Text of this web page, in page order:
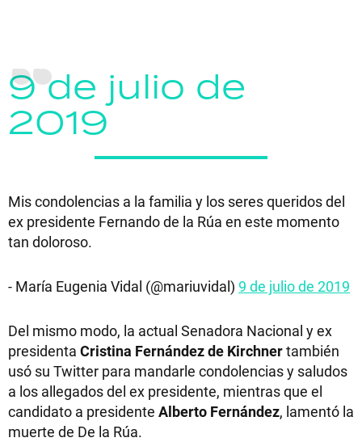
9 de julio de
2019
Mis condolencias a la familia y los seres queridos del
ex presidente Fernando de la Rúa en este momento
tan doloroso.
- María Eugenia Vidal (@mariuvidal) 9 de julio de 2019
Del mismo modo, la actual Senadora Nacional y ex
presidenta Cristina Fernández de Kirchnertambién
usó su Twitter para mandarle condolencias y saludos
a los allegados del ex presidente, mientras que el
candidato a presidente Alberto Fernández, lamentó la
muerte de De la Rúa.